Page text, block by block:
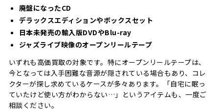
廃盤になったCD
デラックスエディションやボックスセット
日本未発売の輸入版DVDやBlu-ray
ジャズライブ映像のオープンリールテープ
いずれも高価買取の対象です。特にオープンリールテープは、
今となっては入手困難な音源が隠されている場合もあり、コレ
クターが探し求めているケースが多々あります。「自宅に眠っ
ていたけど使い方がわからない…」というアイテムも、一度ご
相談ください。